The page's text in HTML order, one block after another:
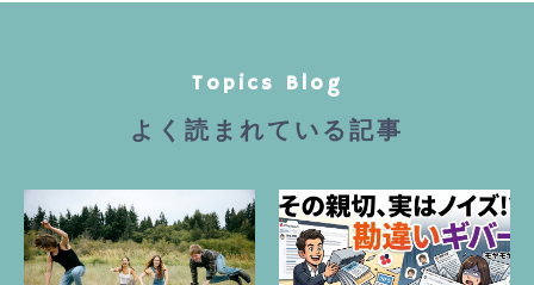
Topics Blog
よく読まれている記事